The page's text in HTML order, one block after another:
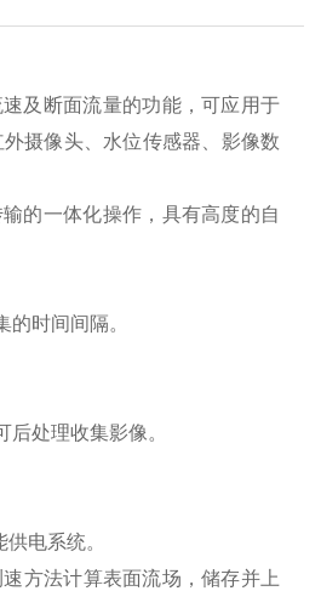
及断面流量的功能，可应用于
摄像头、水位传感器、影像数
的一体化操作，具有高度的自
时间间隔。
处理收集影像。
电系统。
方法计算表面流场，储存并上